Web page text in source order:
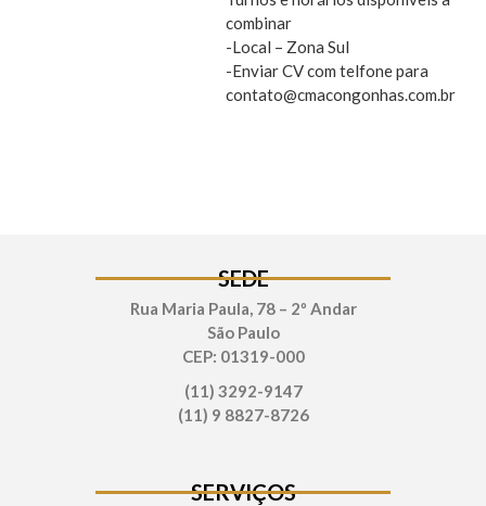
combinar
-Local – Zona Sul
-Enviar CV com telfone para
contato@cmacongonhas.com.br
SEDE
Rua Maria Paula, 78 – 2º Andar
São Paulo
CEP: 01319-000
(11) 3292-9147
(11) 9 8827-8726
SERVIÇOS